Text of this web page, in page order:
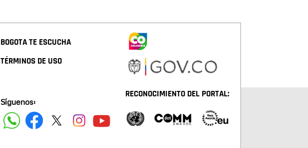
BOGOTA TE ESCUCHA
TÉRMINOS DE USO
Síguenos:
RECONOCIMIENTO DEL PORTAL: